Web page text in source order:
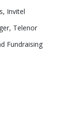
Invitel
Telenor
Fundraising